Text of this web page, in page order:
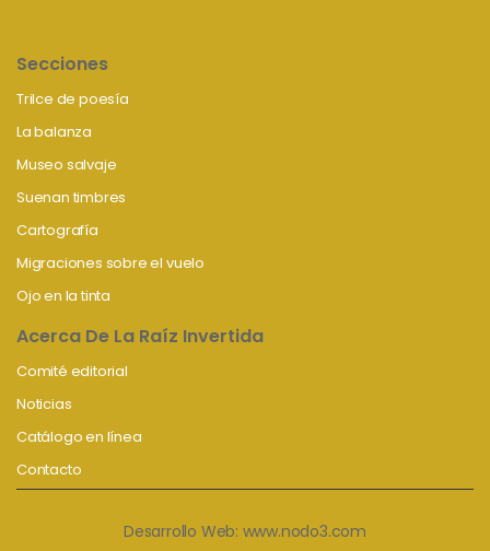
Secciones
Trilce de poesía
La balanza
Museo salvaje
Suenan timbres
Cartografía
Migraciones sobre el vuelo
Ojo en la tinta
Acerca De La Raíz Invertida
Comité editorial
Noticias
Catálogo en línea
Contacto
Desarrollo Web: www.nodo3.com